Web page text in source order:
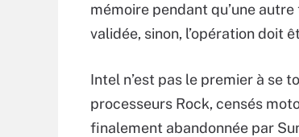
mémoire pendant qu’une
validée, sinon, l’opération doit
Intel n’est pas le premier à se
processeurs Rock, censés
finalement abandonnée par